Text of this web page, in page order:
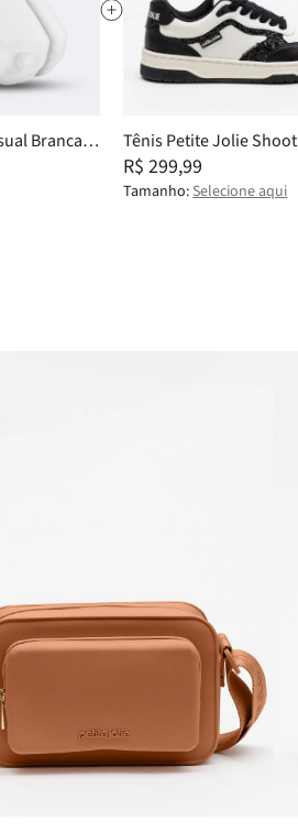
Branca
Tênis Petite Jolie Shoot
White/Preto PJ7538 35
R$ 299,99
Tamanho: Selecione aqui
38 39-40